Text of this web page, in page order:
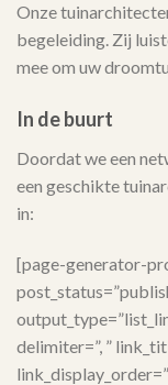
Onze
begeleiding. Zij
mee om uw
In de buurt
Doordat we een
een geschikte
in:
[page-generator-
delimiter=”, ”